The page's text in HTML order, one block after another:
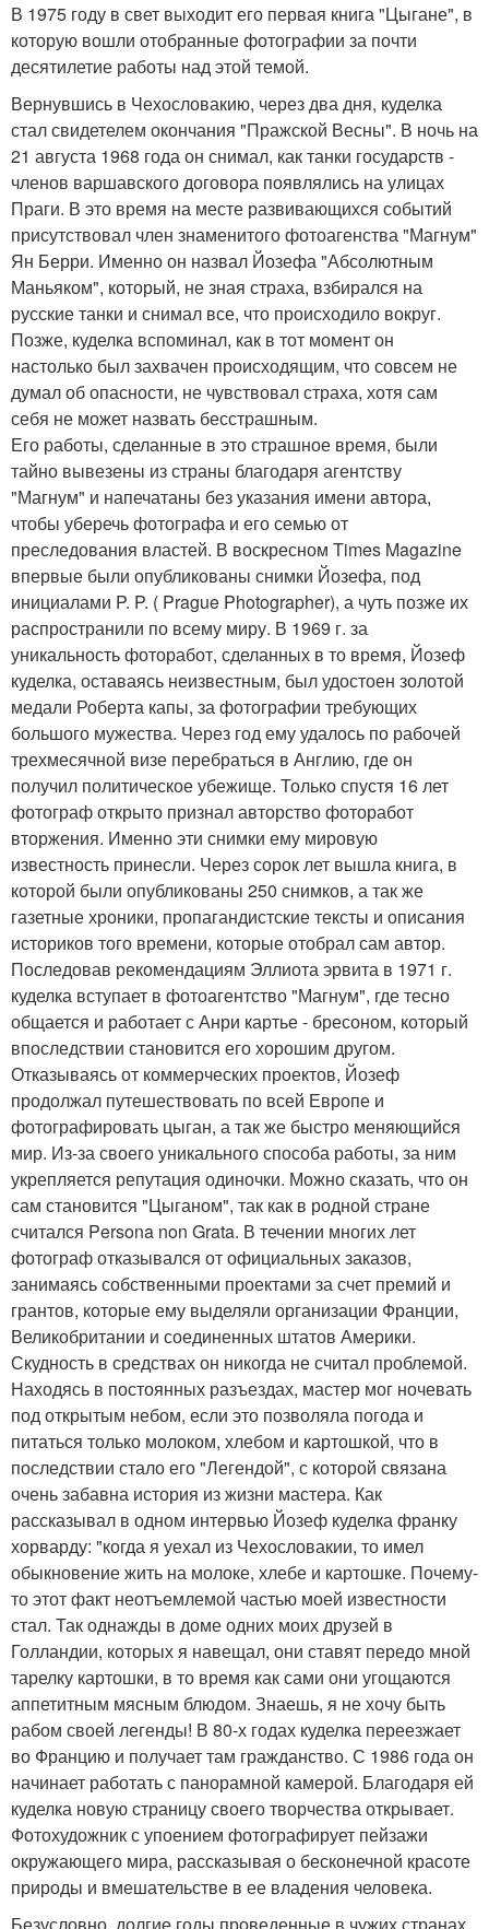
В 1975 году в свет выходит его первая книга "Цыгане", в
которую вошли отобранные фотографии за почти
десятилетие работы над этой темой.
Вернувшись в Чехословакию, через два дня, куделка
стал свидетелем окончания "Пражской Весны". В ночь на
21 августа 1968 года он снимал, как танки государств -
членов варшавского договора появлялись на улицах
Праги. В это время на месте развивающихся событий
присутствовал член знаменитого фотоагенства "Магнум"
Ян Берри. Именно он назвал Йозефа "Абсолютным
Маньяком", который, не зная страха, взбирался на
русские танки и снимал все, что происходило вокруг.
Позже, куделка вспоминал, как в тот момент он
настолько был захвачен происходящим, что совсем не
думал об опасности, не чувствовал страха, хотя сам
себя не может назвать бесстрашным.
Его работы, сделанные в это страшное время, были
тайно вывезены из страны благодаря агентству
"Магнум" и напечатаны без указания имени автора,
чтобы уберечь фотографа и его семью от
преследования властей. В воскресном Times Magazine
впервые были опубликованы снимки Йозефа, под
инициалами P. P. ( Prague Photographer), а чуть позже их
распространили по всему миру. В 1969 г. за
уникальность фоторабот, сделанных в то время, Йозеф
куделка, оставаясь неизвестным, был удостоен золотой
медали Роберта капы, за фотографии требующих
большого мужества. Через год ему удалось по рабочей
трехмесячной визе перебраться в Англию, где он
получил политическое убежище. Только спустя 16 лет
фотограф открыто признал авторство фоторабот
вторжения. Именно эти снимки ему мировую
известность принесли. Через сорок лет вышла книга, в
которой были опубликованы 250 снимков, а так же
газетные хроники, пропагандистские тексты и описания
историков того времени, которые отобрал сам автор.
Последовав рекомендациям Эллиота эрвита в 1971 г.
куделка вступает в фотоагентство "Магнум", где тесно
общается и работает с Анри картье - бресоном, который
впоследствии становится его хорошим другом.
Отказываясь от коммерческих проектов, Йозеф
продолжал путешествовать по всей Европе и
фотографировать цыган, а так же быстро меняющийся
мир. Из-за своего уникального способа работы, за ним
укрепляется репутация одиночки. Можно сказать, что он
сам становится "Цыганом", так как в родной стране
считался Persona non Grata. В течении многих лет
фотограф отказывался от официальных заказов,
занимаясь собственными проектами за счет премий и
грантов, которые ему выделяли организации Франции,
Великобритании и соединенных штатов Америки.
Скудность в средствах он никогда не считал проблемой.
Находясь в постоянных разъездах, мастер мог ночевать
под открытым небом, если это позволяла погода и
питаться только молоком, хлебом и картошкой, что в
последствии стало его "Легендой", с которой связана
очень забавна история из жизни мастера. Как
рассказывал в одном интервью Йозеф куделка франку
хорварду: "когда я уехал из Чехословакии, то имел
обыкновение жить на молоке, хлебе и картошке. Почему-
то этот факт неотъемлемой частью моей известности
стал. Так однажды в доме одних моих друзей в
Голландии, которых я навещал, они ставят передо мной
тарелку картошки, в то время как сами они угощаются
аппетитным мясным блюдом. Знаешь, я не хочу быть
рабом своей легенды! В 80-х годах куделка переезжает
во Францию и получает там гражданство. С 1986 года он
начинает работать с панорамной камерой. Благодаря ей
куделка новую страницу своего творчества открывает.
Фотохудожник с упоением фотографирует пейзажи
окружающего мира, рассказывая о бесконечной красоте
природы и вмешательстве в ее владения человека.